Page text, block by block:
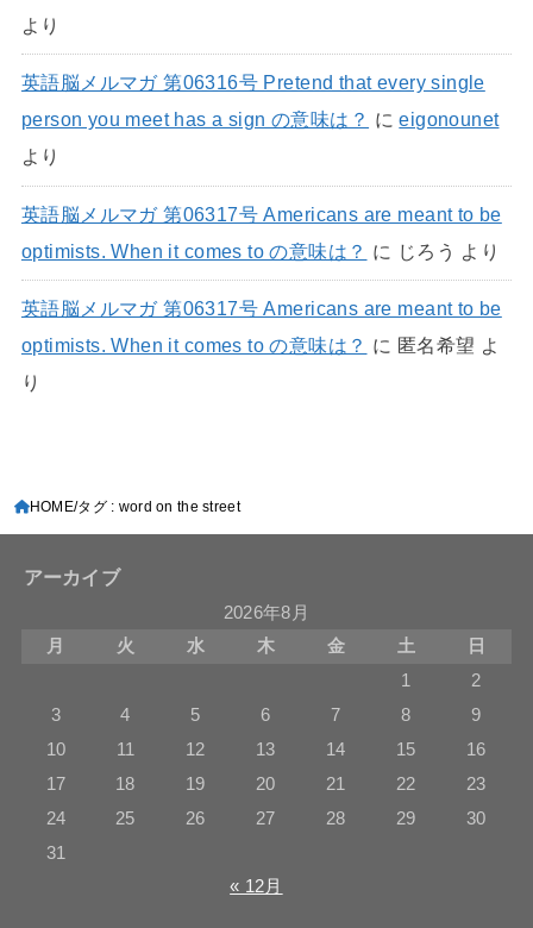
より
英語脳メルマガ 第06316号 Pretend that every single
person you meet has a sign の意味は？ にeigonounet
より
英語脳メルマガ 第06317号 Americans are meant to be
optimists. When it comes to の意味は？ に じろう より
英語脳メルマガ 第06317号 Americans are meant to be
optimists. When it comes to の意味は？ に 匿名希望 よ
り
HOME タグ : word on the street
アーカイブ
2026年8月
月
火 水 木 金 土
日
1
2
3
4 5 6 7 8
9
10
11 12 13 14 15
16
17
18 19 20 21 22
23
24
25 26 27 28 29
30
31
« 12月